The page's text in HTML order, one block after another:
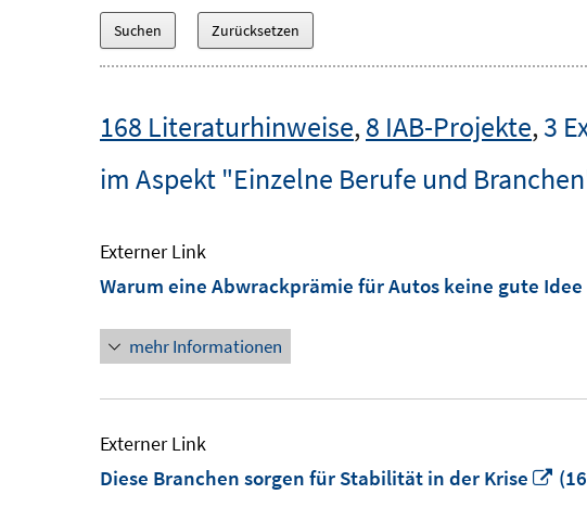
168 Literaturhinweise,8 IAB-Projekte,3
im Aspekt "Einzelne Berufe und
Externer Link
Warum eine Abwrackprämie für Autos keine gute
mehr Informationen
Externer Link
Diese Branchen sorgen für Stabilität in der Krise
In